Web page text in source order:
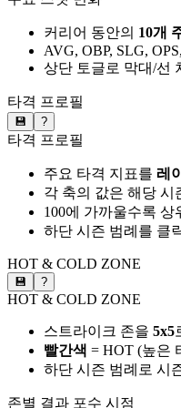
커리어 동안의 10개
AVG, OBP, SLG,
상단 토글로 막대/선
타격 프로필
💾 ?
타격 프로필
주요 타격 지표를 레
각 축의 값은 해당 시
100에 가까울수록
하단 시즌 범례를 클
HOT & COLD ZONE
💾 ?
HOT & COLD ZONE
스트라이크 존을 5x5
빨간색 = HOT (높은
하단 시즌 범례로 시
존별 결과 포수 시점